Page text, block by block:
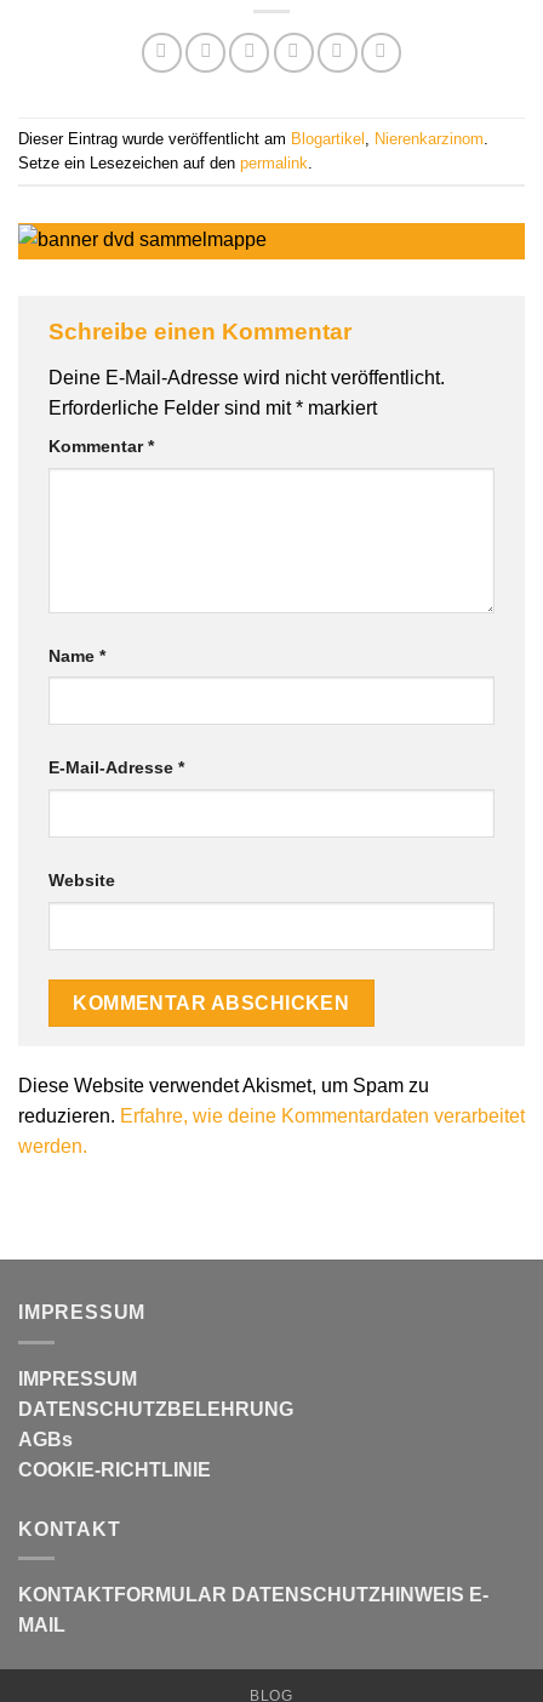
Dieser Eintrag wurde veröffentlicht am Blogartikel Nierenkarzinom
Setze ein Lesezeichen auf den permalink
Schreibe einen Kommentar
Deine E-Mail-Adresse wird nicht veröffentlicht.
Erforderliche Felder sind mit* markiert
Kommentar*
Name *
E-Mail-Adresse *
Website
Diese Website verwendet Akismet, um Spam zu
reduzieren. Erfahre, wie deine Kommentardaten verarbeitet
werden.
IMPRESSUM
IMPRESSUM
DATENSCHUTZBELEHRUNG
AGBs
COOKIE-RICHTLINIE
KONTAKT
KONTAKTFORMULAR DATENSCHUTZHINWEIS E-
MAIL
BLOG